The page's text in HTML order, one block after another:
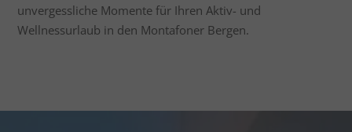
unvergessliche Momente für Ihren Aktiv- und
Wellnessurlaub in den Montafoner Bergen.